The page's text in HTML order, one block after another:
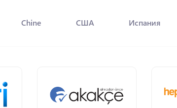
Chine США Испания